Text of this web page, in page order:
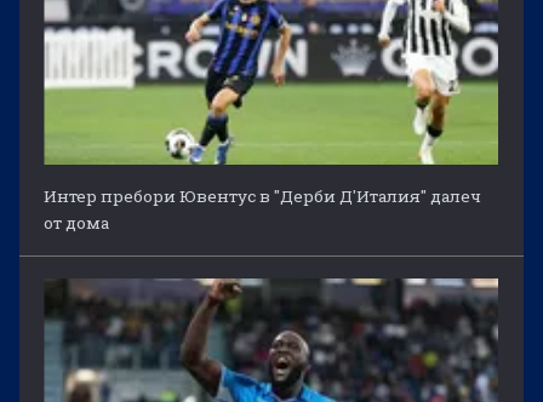
Интер пребори Ювентус в "Дерби Д'Италия" далеч
от дома